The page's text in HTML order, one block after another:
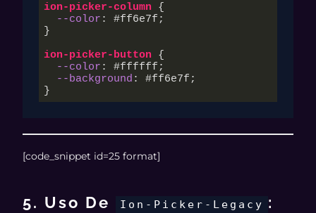
ion-picker-column {
--color : #ff6e7f ;
}
ion-picker-button {
--color : #ffffff ;
--background : #ff6e7f ;
}
[code_snippet id=25 format]
5. Uso De Ion-Picker-Legacy :